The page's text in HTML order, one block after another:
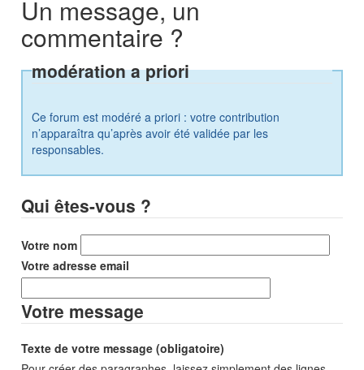
Un message, un
commentaire ?
modération a priori
Ce forum est modéré a priori : votre contribution
n’apparaîtra qu’après avoir été validée par les
responsables.
Qui êtes-vous ?
Votre nom
Votre adresse email
Votre message
Texte de votre message (obligatoire)